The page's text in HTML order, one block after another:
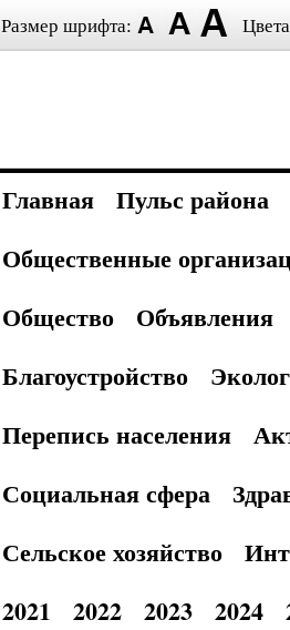
Размер шрифта:
Главная Пульс района
Общественные
Общество
Объявления
Благоустройство
Перепись населения
Социальная сфера
Сельское хозяйство
2021
2022 2023 2024